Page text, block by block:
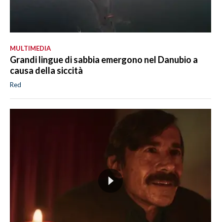
MULTIMEDIA
Grandi lingue di sabbia emergono nel Danubio a
causa della siccità
Red